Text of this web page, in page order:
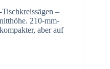
–
210-mm-
aber auf